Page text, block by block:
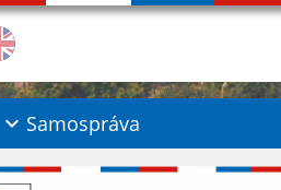
Samospráva